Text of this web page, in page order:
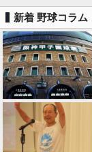
新着 野球コラム